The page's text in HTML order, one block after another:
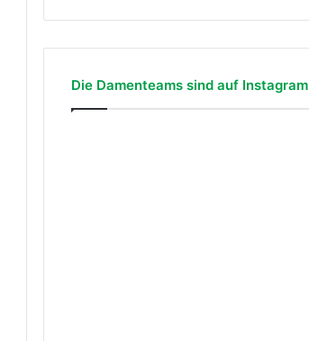
Die Damenteams sind auf Instagram